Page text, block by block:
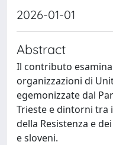
2026-01-01
Abstract
Il contributo
organizzazioni di
egemonizzate dal
Trieste e dintorni tra
della Resistenza e
e sloveni.